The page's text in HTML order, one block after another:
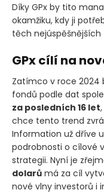
Díky GPx by tito
okamžiku, kdy ji
těch
GPx cílí na
Zatímco v roce 2024
fondů podle dat
za posledních 16 let
chce tento trend
Information už dříve
podrobnosti o cílové
strategii. Nyní je
dolarů má za cíl
nové vlny investorů i